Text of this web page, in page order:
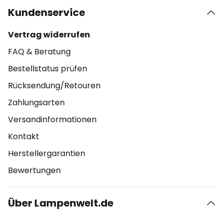
Kundenservice
Vertrag widerrufen
FAQ & Beratung
Bestellstatus prüfen
Rücksendung/Retouren
Zahlungsarten
Versandinformationen
Kontakt
Herstellergarantien
Bewertungen
Über Lampenwelt.de